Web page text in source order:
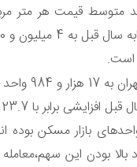
قیمت هر متر
است.
شهر
سال را داشته اند. با وجود بالا